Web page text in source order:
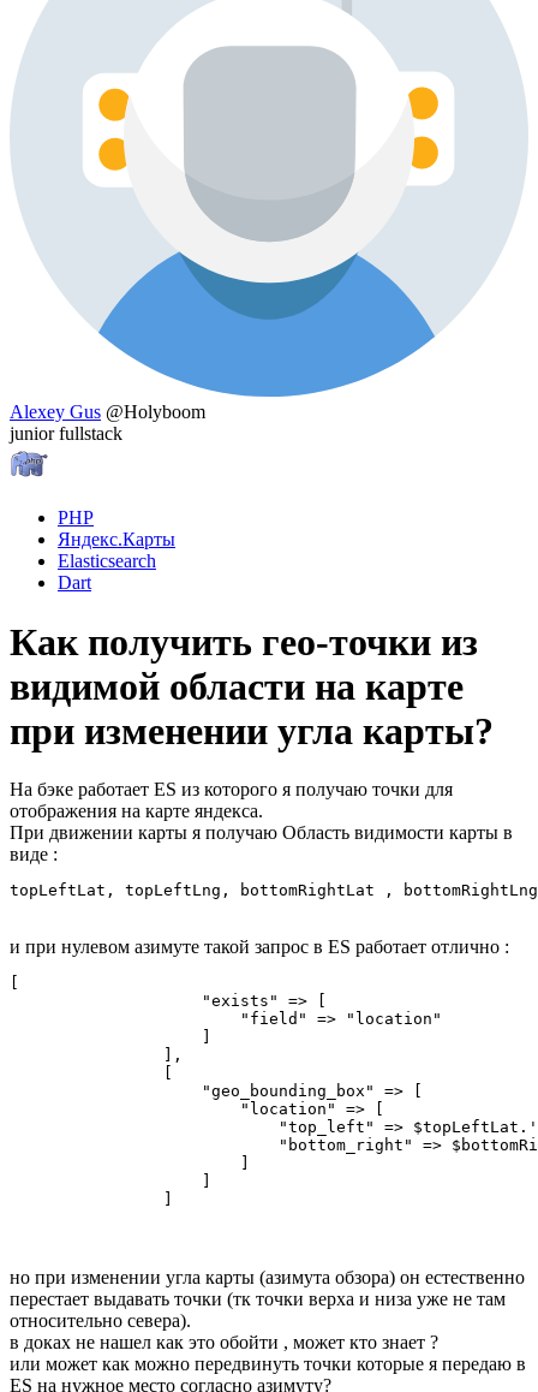
Alexey Gus @Holyboom
junior fullstack
PHP
Яндекс.Карты
Elasticsearch
Dart
Как получить гео-точки из
видимой области на карте
при изменении угла карты?
На бэке работает ES из которого я получаю точки для
отображения на карте яндекса.
При движении карты я получаю Область видимости карты в
виде :
topLeftLat, topLeftLng, bottomRightLat , bottomRightLng
и при нулевом азимуте такой запрос в ES работает отлично :
                    "exists" => [
                        "field" => "location"
                ],
                    "geo_bounding_box" => [
                        "location" => [
"top_left" =>
"bottom_right" =>
но при изменении угла карты (азимута обзора) он естественно
перестает выдавать точки (тк точки верха и низа уже не там
относительно севера).
в доках не нашел как это обойти , может кто знает ?
или может как можно передвинуть точки которые я передаю в
ES на нужное место согласно азимуту?